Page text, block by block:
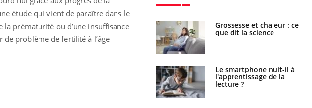
étude qui vient de paraître dans le
la prématurité ou d’une insuffisance
de problème de fertilité à l’âge
Fortes chaleurs : pourquoi
le risque de noyade
grimpe-t-il ?
Grossesse et chaleur : ce
que dit la science
Le smartphone nuit-il à
l'apprentissage de la
lecture ?